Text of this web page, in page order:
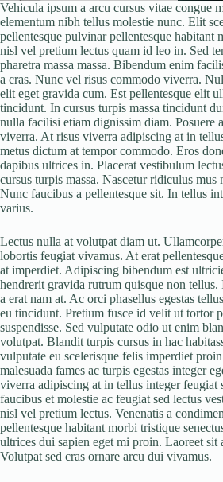
Vehicula ipsum a arcu cursus vitae congue
elementum nibh tellus molestie nunc. Elit
pellentesque pulvinar pellentesque habitant
nisl vel pretium lectus quam id leo in. Sed
pharetra massa massa. Bibendum enim
a cras. Nunc vel risus commodo viverra.
elit eget gravida cum. Est pellentesque elit
tincidunt. In cursus turpis massa tincidunt
nulla facilisi etiam dignissim diam. Posuere
viverra. At risus viverra adipiscing at in
metus dictum at tempor commodo. Eros
dapibus ultrices in. Placerat vestibulum
cursus turpis massa. Nascetur ridiculus mus
Nunc faucibus a pellentesque sit. In tellus
varius.
Lectus nulla at volutpat diam ut.
lobortis feugiat vivamus. At erat
at imperdiet. Adipiscing bibendum est
hendrerit gravida rutrum quisque non
a erat nam at. Ac orci phasellus egestas
eu tincidunt. Pretium fusce id velit ut tortor
suspendisse. Sed vulputate odio ut enim
volutpat. Blandit turpis cursus in hac
vulputate eu scelerisque felis imperdiet
malesuada fames ac turpis egestas integer
viverra adipiscing at in tellus integer feugiat
faucibus et molestie ac feugiat sed lectus
nisl vel pretium lectus. Venenatis a
pellentesque habitant morbi tristique
ultrices dui sapien eget mi proin. Laoreet sit
Volutpat sed cras ornare arcu dui vivamus.